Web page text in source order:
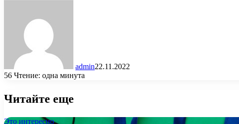
admin22.11.2022
56 Чтение: одна минута
Читайте еще
Это интересно